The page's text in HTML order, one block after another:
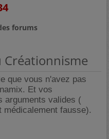
forums
Créationnisme
que vous n'avez pas
Et vos
arguments valides (
médicalement fausse).